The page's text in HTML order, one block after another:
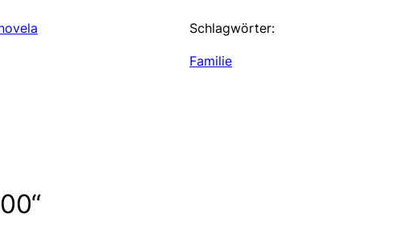
Schlagwörter:
Familie